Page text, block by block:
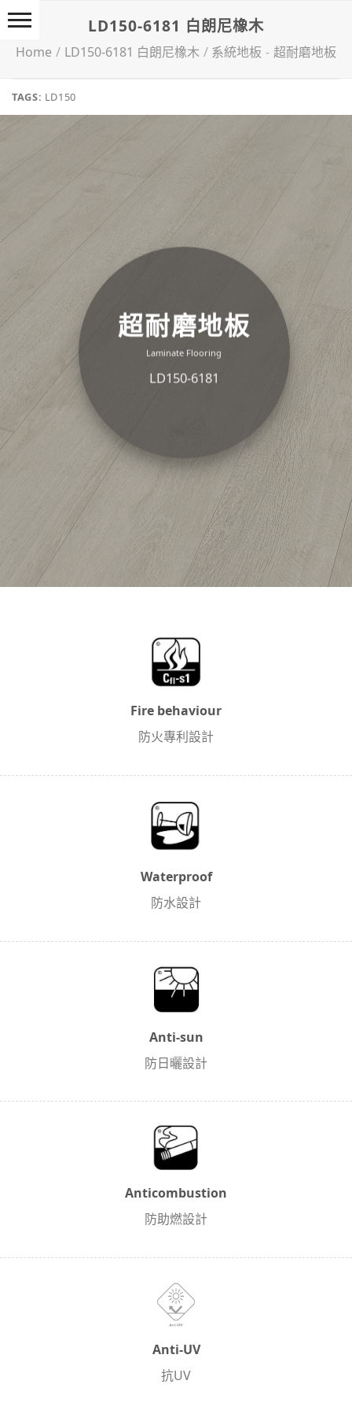
Skip
to
content
LD150-6181 白朗尼橡木
Home / LD150-6181 白朗尼橡木 / 系統地板 - 超耐磨地板
TAGS: LD150
超耐磨地板
Lam­in­ate Flooring
LD150-6181
Fire behaviour
防火專利設計
Waterproof
防水設計
Anti-sun
防日曬設計
Anticombustion
防助燃設計
Anti-UV
抗UV